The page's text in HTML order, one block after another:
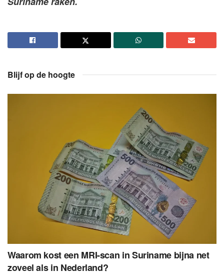
Blijf op de hoogte
Waarom kost een MRI-scan in Suriname bijna net
zoveel als in Nederland?